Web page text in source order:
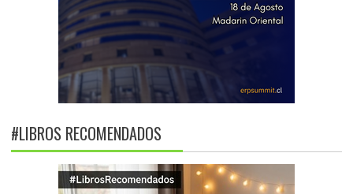
#LIBROS RECOMENDADOS